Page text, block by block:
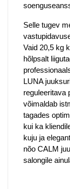
Selle tugev
Vaid 20,5 kg
hõlpsalt
LUNA
reguleeritava
võimaldab
tagades
kui ka
kuju ja
nõo CALM
salongile